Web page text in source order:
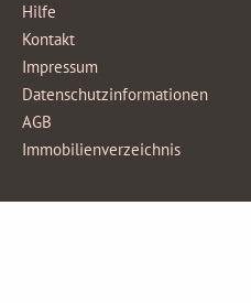
Hilfe
Kontakt
Impressum
Datenschutzinformationen
AGB
Immobilienverzeichnis